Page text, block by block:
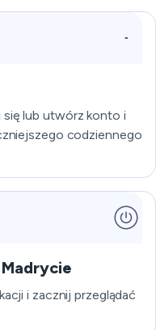
lub utwórz konto i
codziennego
i zacznij przeglądać